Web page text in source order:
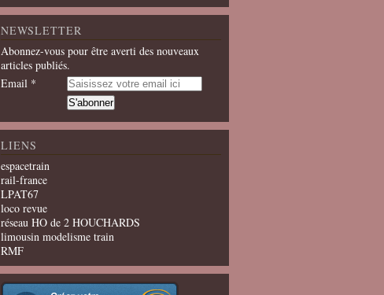
NEWSLETTER
Abonnez-vous pour être averti des nouveaux
articles publiés.
Email
LIENS
espacetrain
rail-france
LPAT67
loco revue
réseau HO de 2 HOUCHARDS
limousin modelisme train
RMF